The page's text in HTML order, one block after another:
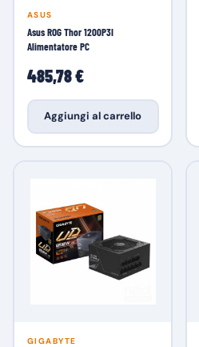
ASUS
Asus ROG Thor 1200P3I
Alimentatore PC
485,78 €
Aggiungi al carrello
GIGABYTE